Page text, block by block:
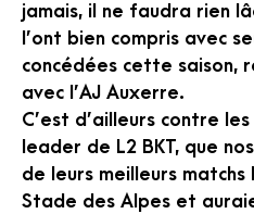
jamais, il ne faudra rien
l’ont bien compris avec
concédées cette saison,
avec l’AJ Auxerre.
C’est d’ailleurs contre
leader de L2 BKT, que
de leurs meilleurs
Stade des Alpes et